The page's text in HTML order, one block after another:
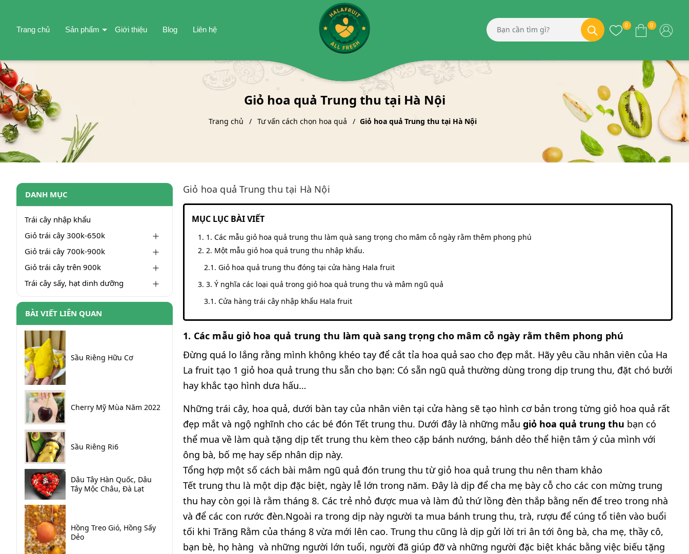
Trang chủ Sản phẩm Giới thiệu Blog Liên hệ 0 0
Giỏ hoa quả Trung thu tại Hà Nội
Trang chủ Tư vấn cách chọn hoa quả Giỏ hoa quả Trung thu tại Hà Nội
Giỏ hoa quả Trung thu tại Hà Nội
MỤC LỤC BÀI VIẾT
1. Các mẫu giỏ hoa quả trung thu làm quà sang trọng cho mâm cỗ ngày rằm thêm phong phú
2. Một mẫu giỏ hoa quả trung thu nhập khẩu.
Giỏ hoa quả trung thu đóng tại cửa hàng Hala fruit
3. Ý nghĩa các loại quả trong giỏ hoa quả trung thu và mâm ngũ quả
Cửa hàng trái cây nhập khẩu Hala fruit
1. Các mẫu giỏ hoa quả trung thu làm quà sang trọng cho mâm cỗ ngày rằm thêm phong phú
Đừng quá lo lắng rằng mình không khéo tay để cắt tỉa hoa quả sao cho đẹp mắt. Hãy yêu cầu nhân viên của Ha
La fruit tạo 1 giỏ hoa quả trung thu sẵn cho bạn: Có sẵn ngũ quả thường dùng trong dịp trung thu, đặt chó bưởi
hay khắc tạo hình dưa hấu…
Những trái cây, hoa quả, dưới bàn tay của nhân viên tại cửa hàng sẽ tạo hình cơ bản trong từng giỏ hoa quả rất
đẹp mắt và ngộ nghĩnh cho các bé đón Tết trung thu. Dưới đây là những mẫu giỏ hoa quả trung thu bạn có
thể mua về làm quà tặng dịp tết trung thu kèm theo cặp bánh nướng, bánh dẻo thể hiện tâm ý của mình với
ông bà, bố mẹ hay sếp nhân dịp này.
Tổng hợp một số cách bài mâm ngũ quả đón trung thu từ giỏ hoa quả trung thu nên tham khảo
Tết trung thu là một dịp đặc biệt, ngày lễ lớn trong năm. Đây là dịp để cha mẹ bày cỗ cho các con mừng trung
thu hay còn gọi là rằm tháng 8. Các trẻ nhỏ được mua và làm đủ thứ lồng đèn thắp bằng nến để treo trong nhà
và để các con rước đèn.Ngoài ra trong dịp này người ta mua bánh trung thu, trà, rượu để cúng tổ tiên vào buổi
tối khi Trăng Rằm của tháng 8 vừa mới lên cao. Trung thu cũng là dịp gửi lời tri ân tới ông bà, cha mẹ, thầy cô,
bạn bè, họ hàng và những người lớn tuổi, người đã giúp đỡ và những người đặc biệt khác bằng việc biếu tặng
DANH MỤC
Trái cây nhập khẩu
Giỏ trái cây 300k-650k
Giỏ trái cây 700k-900k
Giỏ trái cây trên 900k
Trái cây sấy, hạt dinh dưỡng
BÀI VIẾT LIÊN QUAN
Sầu Riêng Hữu Cơ
Cherry Mỹ Mùa Năm 2022
Sầu Riêng Ri6
Dâu Tây Hàn Quốc, Dâu
Tây Mộc Châu, Đà Lạt
Hồng Treo Gió, Hồng Sấy
Dẻo